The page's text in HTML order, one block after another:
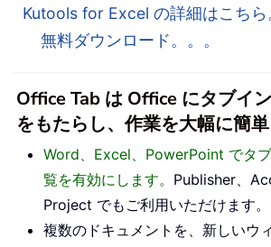
Kutools for Excel の詳細はこちら
無料ダウンロード。。。
Office Tab は Office にタブイ
をもたらし、作業を大幅に簡
Word、Excel、PowerPoint でタ
覧を有効にします。 Publisher、
Project でもご利用いただけます。
複数のドキュメントを、新しいウ